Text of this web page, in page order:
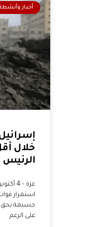
أخبار
استمرار
جسيمة بحق
على الرغم